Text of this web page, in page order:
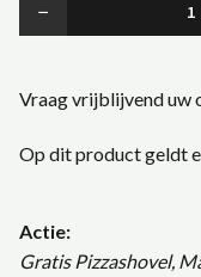
−
Vraag vrijblijvend uw
Op dit product geldt
Actie:
Gratis Pizzashovel,